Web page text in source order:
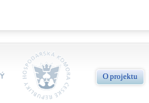
O projektu